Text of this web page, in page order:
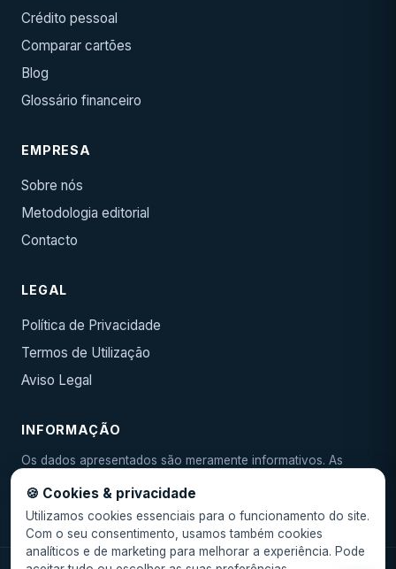
Crédito pessoal
Comparar cartões
Blog
Glossário financeiro
EMPRESA
Sobre nós
Metodologia editorial
Contacto
LEGAL
Política de Privacidade
Termos de Utilização
Aviso Legal
INFORMAÇÃO
Os dados apresentados são meramente informativos. As
emissora. As TAEG e taxas são indicativas e podem variar.
🍪 Cookies & privacidade
Utilizamos cookies essenciais para o funcionamento do site.
Com o seu consentimento, usamos também cookies
analíticos e de marketing para melhorar a experiência. Pode